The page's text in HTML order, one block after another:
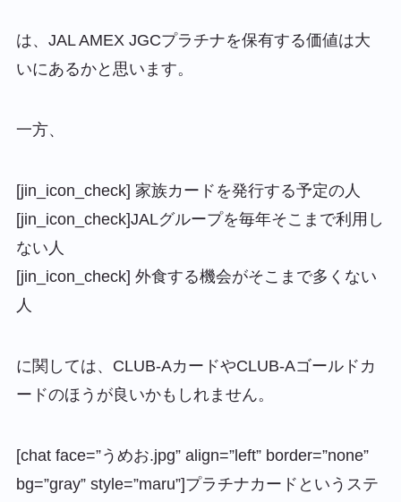
は、JAL AMEX JGCプラチナを保有する価値は大
いにあるかと思います。
一方、
[jin_icon_check] 家族カードを発行する予定の人
[jin_icon_check]JALグループを毎年そこまで利用し
ない人
[jin_icon_check] 外食する機会がそこまで多くない
人
に関しては、CLUB-AカードやCLUB-Aゴールドカ
ードのほうが良いかもしれません。
[chat face=”うめお.jpg” align=”left” border=”none”
bg=”gray” style=”maru”]プラチナカードというステ